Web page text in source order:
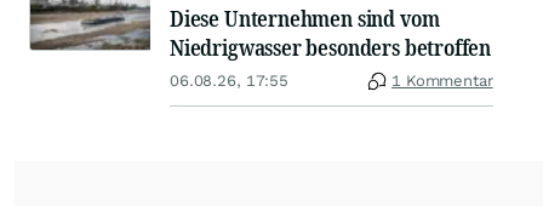
Diese Unternehmen sind vom
Niedrigwasser besonders betroffen
06.08.26, 17:55 1 Kommentar